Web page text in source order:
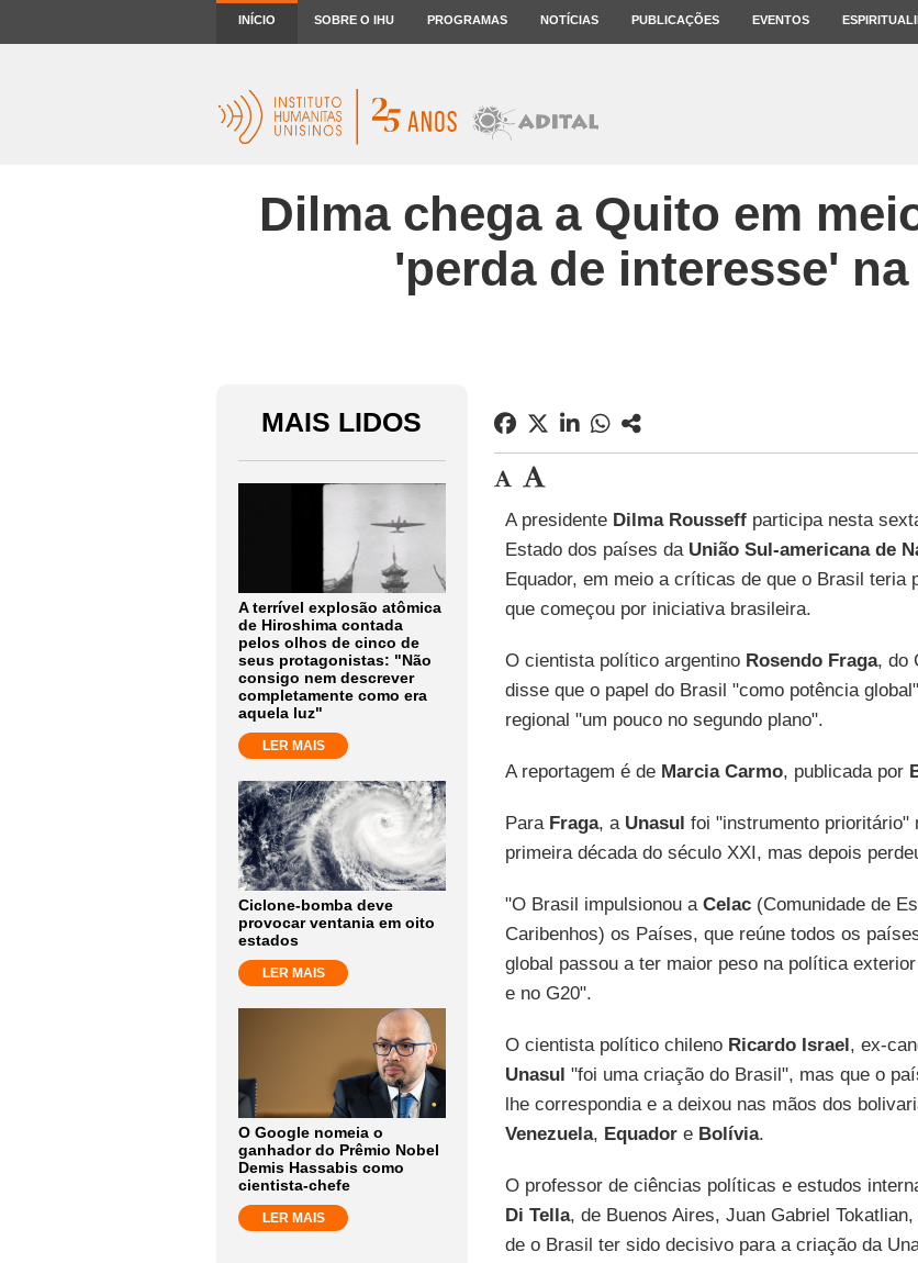
INÍCIO SOBRE O IHU PROGRAMAS NOTÍCIAS PUBLICAÇÕES EVENTOS
Dilma chega a Quito em
'perda de interesse'
MAIS LIDOS
A terrível explosão atômica
de Hiroshima contada
pelos olhos de cinco de
seus protagonistas: "Não
consigo nem descrever
completamente como era
aquela luz"
LER MAIS
Ciclone-bomba deve
provocar ventania em oito
estados
LER MAIS
O Google nomeia o
ganhador do Prêmio Nobel
Demis Hassabis como
cientista-chefe
LER MAIS
A presidenteDilma Rousseffparticipa nesta
Estado dos países da União Sul-americana de
Equador, em meio a críticas de que o Brasil teria
que começou por iniciativa brasileira.
O cientista político argentino Rosendo Fraga, do
disse que o papel do Brasil "como potência
regional "um pouco no segundo plano".
A reportagem é de Marcia Carmo, publicada por
Para Fraga, a Unasul foi "instrumento
primeira década do século XXI, mas depois
"O Brasil impulsionou a Celac(Comunidade de
Caribenhos) os Países, que reúne todos os
global passou a ter maior peso na política
e no G20".
O cientista político chilenoRicardo Israel, ex-
Unasul "foi uma criação do Brasil", mas que o
lhe correspondia e a deixou nas mãos dos
Venezuela, Equadore Bolívia.
O professor de ciências políticas e estudos
Di Tella, de Buenos Aires, Juan Gabriel
de o Brasil ter sido decisivo para a criação da